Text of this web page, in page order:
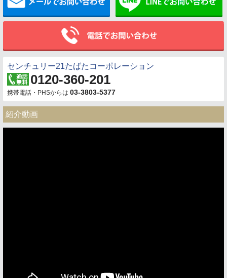
センチュリー21たばたコーポレーション
0120-360-201
携帯電話・PHSからは 03-3803-5377
紹介動画